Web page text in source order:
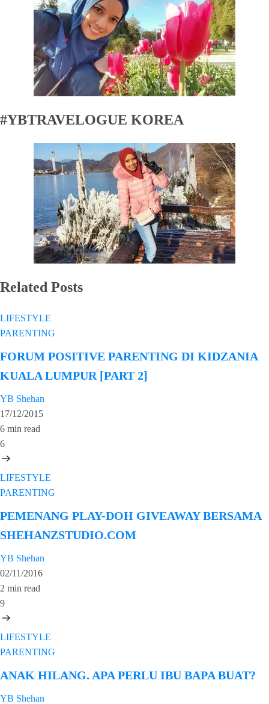
#YBTRAVELOGUE KOREA
Related Posts
LIFESTYLE
PARENTING
FORUM POSITIVE PARENTING DI KIDZANIA
KUALA LUMPUR [PART 2]
YB Shehan
17/12/2015
6 min read
6
LIFESTYLE
PARENTING
PEMENANG PLAY-DOH GIVEAWAY BERSAMA
SHEHANZSTUDIO.COM
YB Shehan
02/11/2016
2 min read
9
LIFESTYLE
PARENTING
ANAK HILANG. APA PERLU IBU BAPA BUAT?
YB Shehan